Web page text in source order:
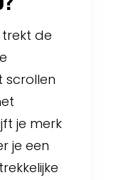
de
scrollen
je merk
je een